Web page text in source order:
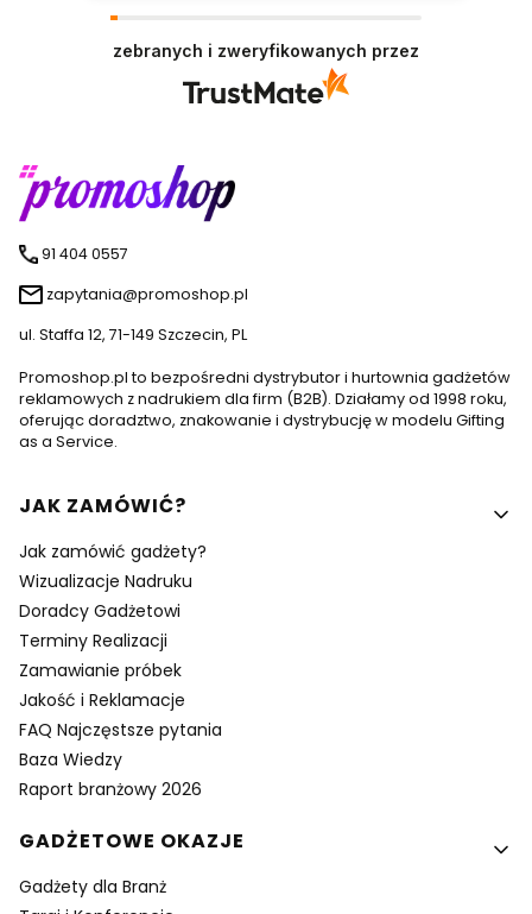
zebranych i zweryfikowanych przez
91 404 0557
zapytania@promoshop.pl
ul. Staffa 12, 71-149 Szczecin, PL
Promoshop.pl to bezpośredni dystrybutor i hurtownia gadżetów
reklamowych z nadrukiem dla firm (B2B). Działamy od 1998 roku,
oferując doradztwo, znakowanie i dystrybucję w modelu Gifting
as a Service.
Linki w stopce
JAK ZAMÓWIĆ?
Jak zamówić gadżety?
Wizualizacje Nadruku
Doradcy Gadżetowi
Terminy Realizacji
Zamawianie próbek
Jakość i Reklamacje
FAQ Najczęstsze pytania
Baza Wiedzy
Raport branżowy 2026
GADŻETOWE OKAZJE
Gadżety dla Branż